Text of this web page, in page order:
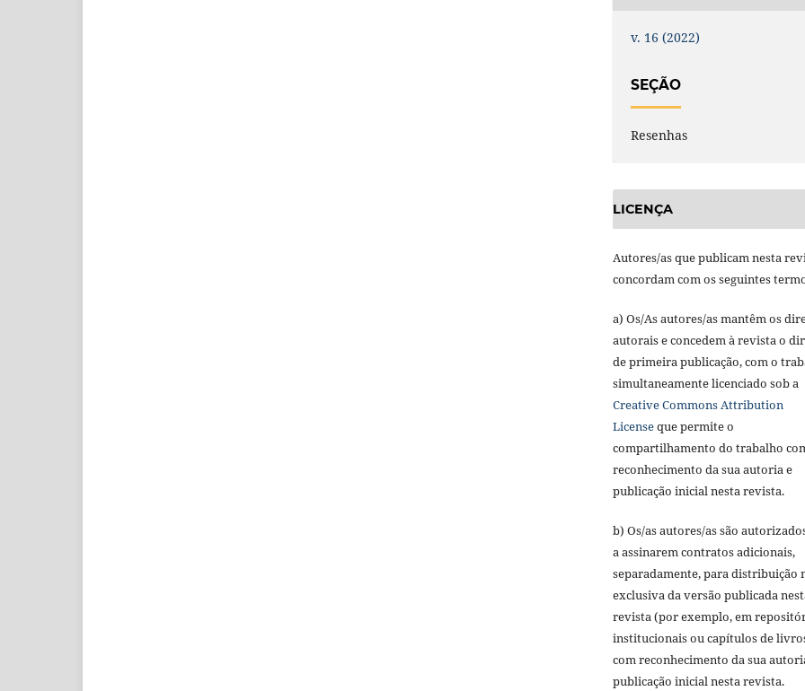
v. 16 (2022)
SEÇÃO
Resenhas
LICENÇA
Autores/as que publicam nesta
concordam com os seguintes
a) Os/As autores/as mantêm os
autorais e concedem à revista o
de primeira publicação, com o
simultaneamente licenciado sob a
Creative Commons Attribution
Licenseque permite o
compartilhamento do trabalho
reconhecimento da sua autoria e
publicação inicial nesta revista.
b) Os/as autores/as são
a assinarem contratos adicionais,
separadamente, para distribuição
exclusiva da versão publicada
revista (por exemplo, em
institucionais ou capítulos de
com reconhecimento da sua
publicação inicial nesta revista.